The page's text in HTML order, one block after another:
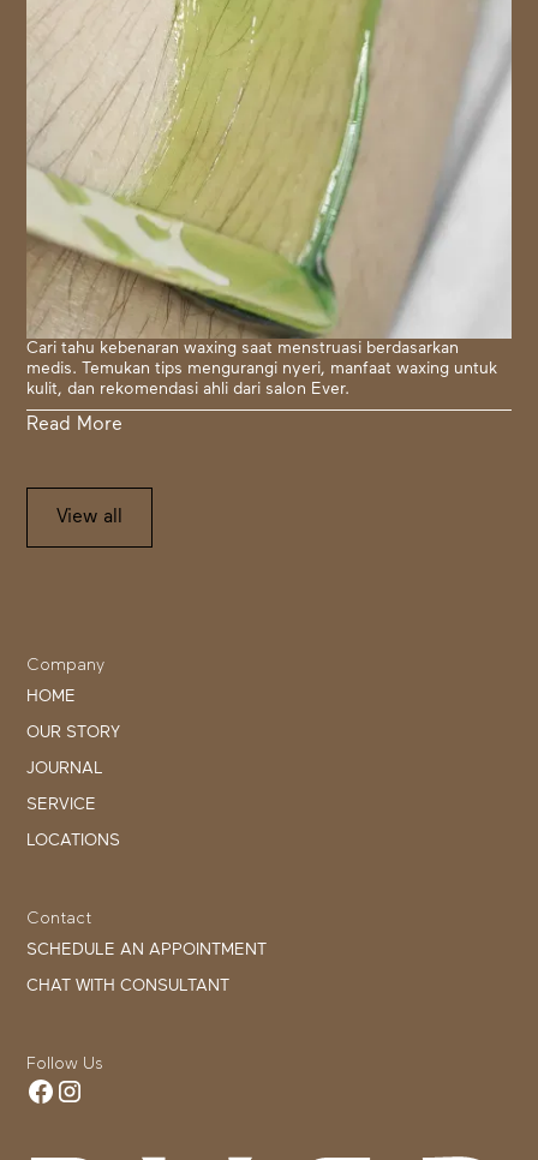
Cari tahu kebenaran waxing saat menstruasi berdasarkan
medis. Temukan tips mengurangi nyeri, manfaat waxing untuk
kulit, dan rekomendasi ahli dari salon Ever.
Read More
View all
Company
HOME
OUR STORY
JOURNAL
SERVICE
LOCATIONS
Contact
SCHEDULE AN APPOINTMENT
CHAT WITH CONSULTANT
Follow Us